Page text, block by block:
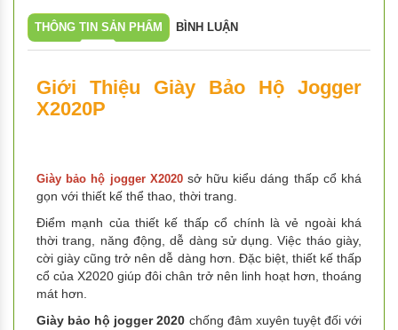
THÔNG TIN SẢN PHẨM BÌNH LUẬN
Giới Thiệu Giày Bảo Hộ Jogger
X2020P
Giày bảo hộ jogger X2020sở hữu kiểu dáng thấp cổ khá
gọn với thiết kế thể thao, thời trang.
Điểm mạnh của thiết kế thấp cổ chính là vẻ ngoài khá
thời trang, năng động, dễ dàng sử dụng. Việc tháo giày,
cời giày cũng trở nên dễ dàng hơn. Đặc biệt, thiết kế thấp
cổ của X2020 giúp đôi chân trở nên linh hoạt hơn, thoáng
mát hơn.
Giày bảo hộ jogger 2020 chống đâm xuyên tuyệt đối với